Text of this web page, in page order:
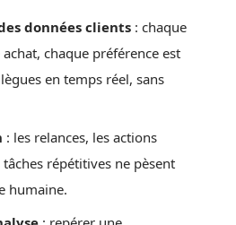
données clients : chaque
chaque préférence est
en temps réel, sans
: les relances, les actions
répétitives ne pèsent
humaine.